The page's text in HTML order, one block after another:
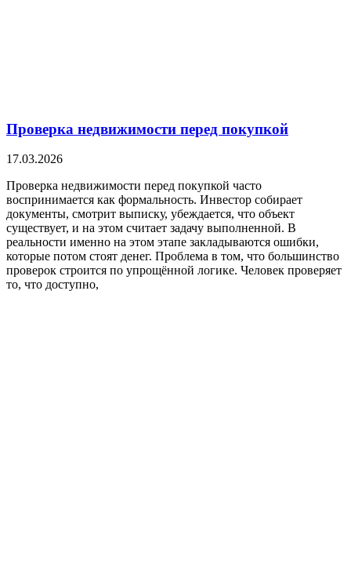
Проверка недвижимости перед покупкой
17.03.2026
Проверка недвижимости перед покупкой часто
воспринимается как формальность. Инвестор собирает
документы, смотрит выписку, убеждается, что объект
существует, и на этом считает задачу выполненной. В
реальности именно на этом этапе закладываются ошибки,
которые потом стоят денег. Проблема в том, что большинство
проверок строится по упрощённой логике. Человек проверяет
то, что доступно,